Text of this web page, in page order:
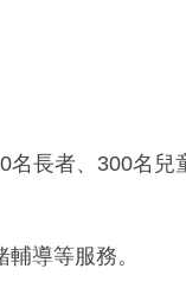
長者、300名兒
導等服務。